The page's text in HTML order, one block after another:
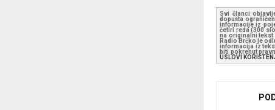
Svi članci
dopušta
informacije iz
četiri reda (300
na originalni tekst
Radio Brčko je
informacija iz
biti pokrenut
USLOVI